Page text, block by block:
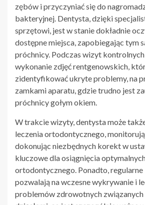
zębów i przyczyniać się do
bakteryjnej. Dentysta, dzięki
sprzętowi, jest w stanie dokładnie
dostępne miejsca, zapobiegając tym
próchnicy. Podczas wizyt
wykonanie zdjęć rentgenowskich,
zidentyfikować ukryte problemy, na
zamkami aparatu, gdzie trudno jest
próchnicy gołym okiem.
W trakcie wizyty, dentysta może
leczenia ortodontycznego,
dokonując niezbędnych korekt w
kluczowe dla osiągnięcia
ortodontycznego. Ponadto,
pozwalają na wczesne wykrywanie i
problemów zdrowotnych związanych